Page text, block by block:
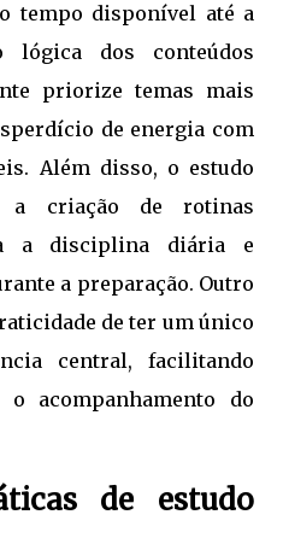
tempo disponível até a
lógica dos conteúdos
priorize temas mais
de energia com
Além disso, o estudo
a criação de rotinas
a disciplina diária e
a preparação. Outro
de ter um único
central, facilitando
acompanhamento do
de estudo